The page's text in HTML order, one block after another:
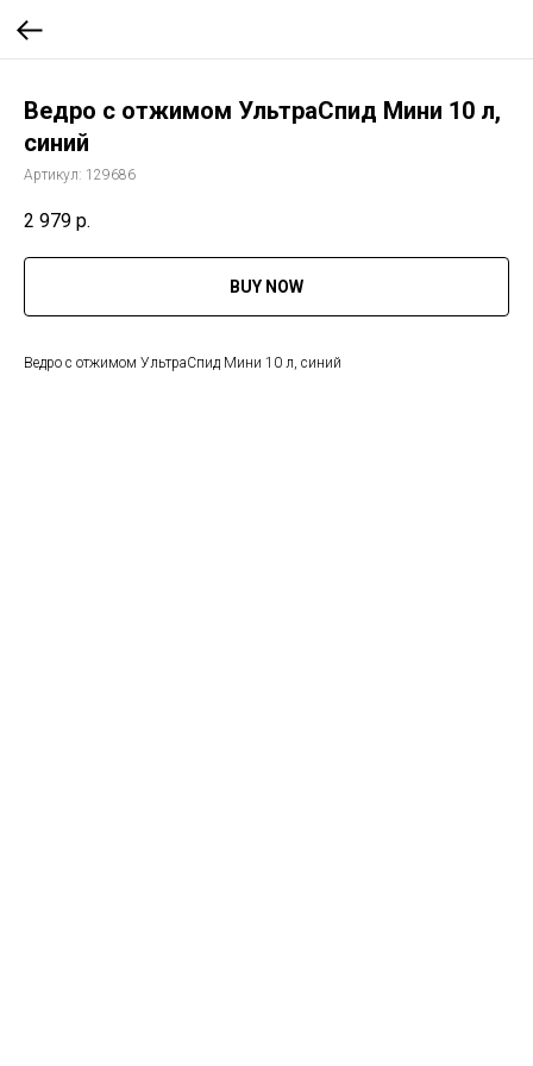
Ведро с отжимом УльтраСпид Мини 10 л,
синий
Артикул: 129686
2 979 р.
BUY NOW
Ведро с отжимом УльтраСпид Мини 10 л, синий